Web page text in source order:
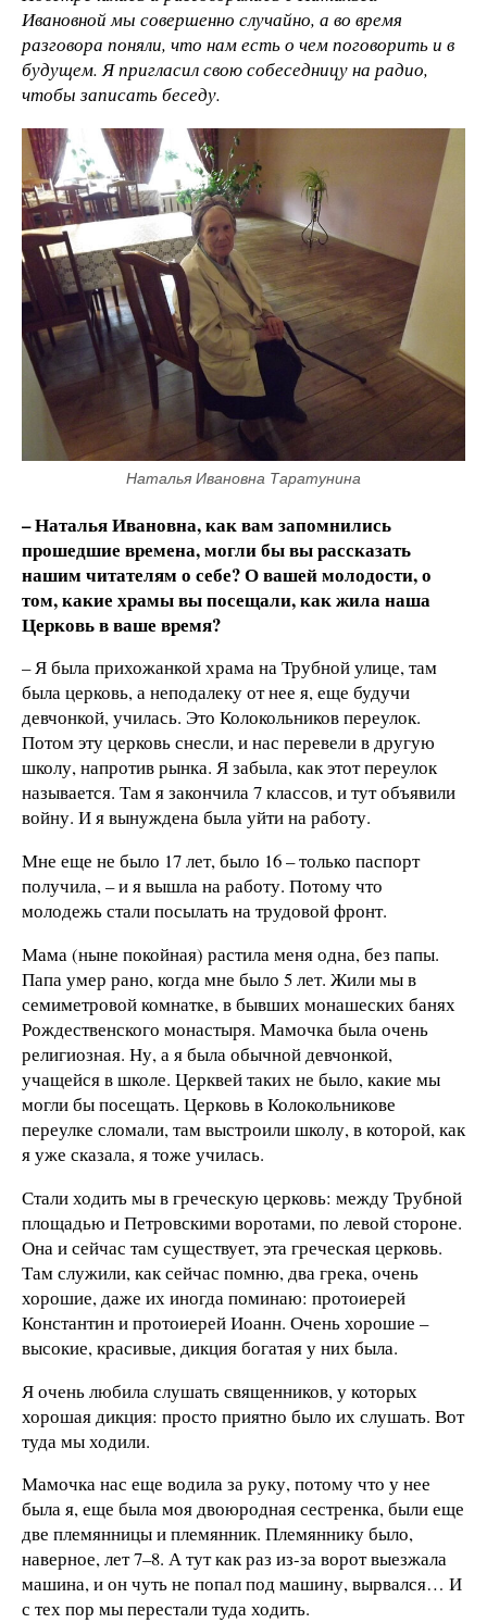
Ивановной мы совершенно случайно, а во время
разговора поняли, что нам есть о чем поговорить и в
будущем. Я пригласил свою собеседницу на радио,
чтобы записать беседу.
Наталья Ивановна Таратунина
– Наталья Ивановна, как вам запомнились
прошедшие времена, могли бы вы рассказать
нашим читателям о себе? О вашей молодости, о
том, какие храмы вы посещали, как жила наша
Церковь в ваше время?
– Я была прихожанкой храма на Трубной улице, там
была церковь, а неподалеку от нее я, еще будучи
девчонкой, училась. Это Колокольников переулок.
Потом эту церковь снесли, и нас перевели в другую
школу, напротив рынка. Я забыла, как этот переулок
называется. Там я закончила 7 классов, и тут объявили
войну. И я вынуждена была уйти на работу.
Мне еще не было 17 лет, было 16 – только паспорт
получила, – и я вышла на работу. Потому что
молодежь стали посылать на трудовой фронт.
Мама (ныне покойная) растила меня одна, без папы.
Папа умер рано, когда мне было 5 лет. Жили мы в
семиметровой комнатке, в бывших монашеских банях
Рождественского монастыря. Мамочка была очень
религиозная. Ну, а я была обычной девчонкой,
учащейся в школе. Церквей таких не было, какие мы
могли бы посещать. Церковь в Колокольникове
переулке сломали, там выстроили школу, в которой, как
я уже сказала, я тоже училась.
Стали ходить мы в греческую церковь: между Трубной
площадью и Петровскими воротами, по левой стороне.
Она и сейчас там существует, эта греческая церковь.
Там служили, как сейчас помню, два грека, очень
хорошие, даже их иногда поминаю: протоиерей
Константин и протоиерей Иоанн. Очень хорошие –
высокие, красивые, дикция богатая у них была.
Я очень любила слушать священников, у которых
хорошая дикция: просто приятно было их слушать. Вот
туда мы ходили.
Мамочка нас еще водила за руку, потому что у нее
была я, еще была моя двоюродная сестренка, были еще
две племянницы и племянник. Племяннику было,
наверное, лет 7–8. А тут как раз из-за ворот выезжала
машина, и он чуть не попал под машину, вырвался… И
с тех пор мы перестали туда ходить.